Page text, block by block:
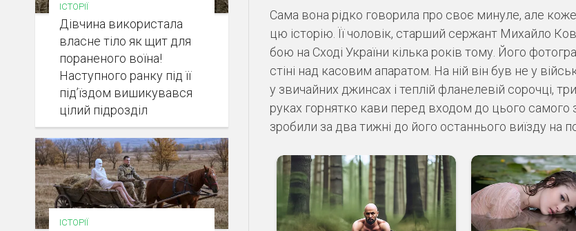
Сама вона рідко говорила про своє минуле, але
цю історію. Її чоловік, старший сержант Михайло
бою на Сході України кілька років тому. Його
стіні над касовим апаратом. На ній він був не у
у звичайних джинсах і теплій фланелевій сорочці,
руках горнятко кави перед входом до цього самого
зробили за два тижні до його останнього виїзду на
ІСТОРІЇ
Дівчина використала
власне тіло як щит для
пораненого воїна!
Наступного ранку під її
під’їздом вишикувався
цілий підрозділ
ІСТОРІЇ